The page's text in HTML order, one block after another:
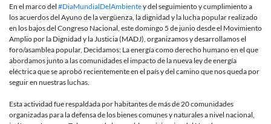
popular,
la
energía
como
derecho
humano
En el marco del #DiaMundialDelAmbientey del seguimiento y cumplimiento a
los acuerdos del Ayuno de la vergüenza, la dignidad y la lucha popular realizado
en los bajos del Congreso Nacional, este domingo 5 de junio desde el Movimiento
Amplio por la Dignidad y la Justicia (MADJ), organizamos y desarrollamos el
foro/asamblea popular, Decidamos: La energía como derecho humano en el que
abordamos junto a las comunidades el impacto de la nueva ley de energía
eléctrica que se aprobó recientemente en el país y del camino que nos queda por
seguir en nuestras luchas.
Esta actividad fue respaldada por habitantes de más de 20 comunidades
organizadas para la defensa de los bienes comunes y naturales a nivel nacional,